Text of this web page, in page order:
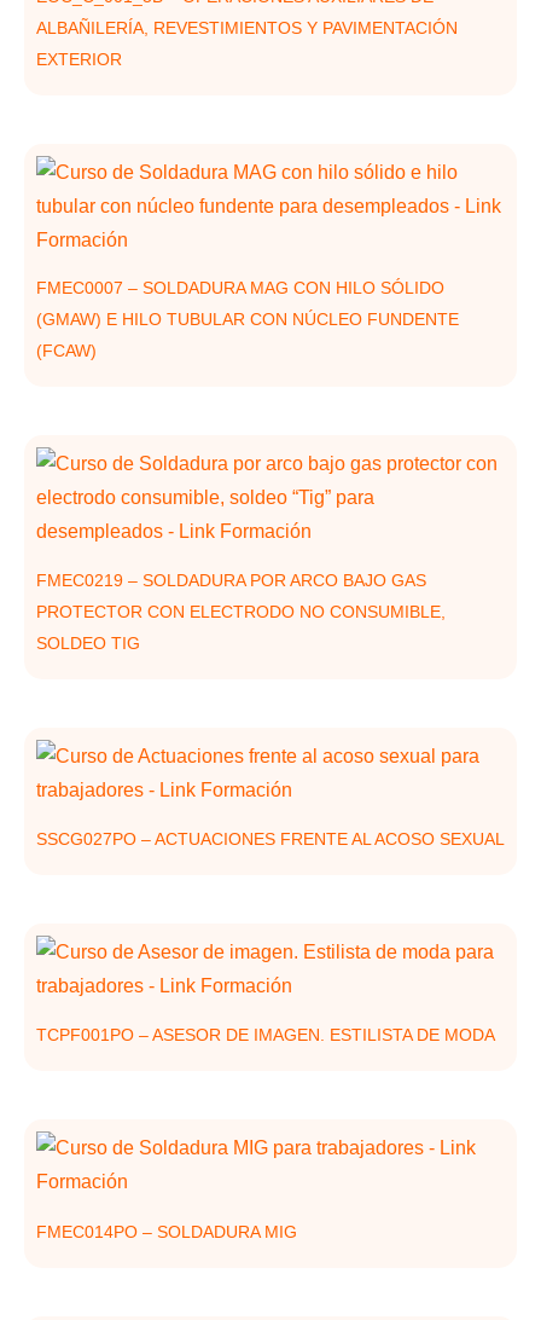
ALBAÑILERÍA, REVESTIMIENTOS Y PAVIMENTACIÓN
EXTERIOR
FMEC0007 – SOLDADURA MAG CON HILO SÓLIDO
(GMAW) E HILO TUBULAR CON NÚCLEO FUNDENTE
(FCAW)
FMEC0219 – SOLDADURA POR ARCO BAJO GAS
PROTECTOR CON ELECTRODO NO CONSUMIBLE,
SOLDEO TIG
SSCG027PO – ACTUACIONES FRENTE AL ACOSO SEXUAL
TCPF001PO – ASESOR DE IMAGEN. ESTILISTA DE MODA
FMEC014PO – SOLDADURA MIG